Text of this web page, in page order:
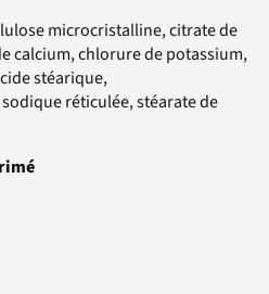
microcristalline, citrate de
calcium, chlorure de potassium,
stéarique,
réticulée, stéarate de